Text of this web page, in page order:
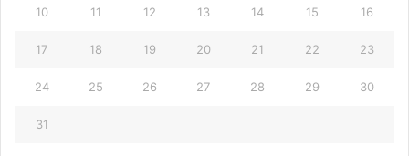
10 11 12 13 14 15 16
17 18 19 20 21 22 23
24 25 26 27 28 29 30
31